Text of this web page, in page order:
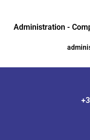
Administration -